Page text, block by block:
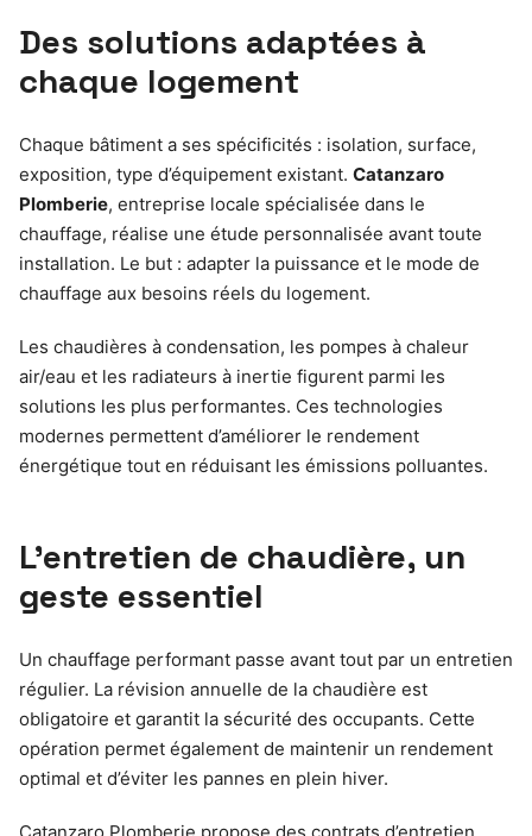
Des solutions adaptées à
chaque logement
Chaque bâtiment a ses spécificités : isolation, surface,
exposition, type d’équipement existant. Catanzaro
Plomberie, entreprise locale spécialisée dans le
chauffage, réalise une étude personnalisée avant toute
installation. Le but : adapter la puissance et le mode de
chauffage aux besoins réels du logement.
Les chaudières à condensation, les pompes à chaleur
air/eau et les radiateurs à inertie figurent parmi les
solutions les plus performantes. Ces technologies
modernes permettent d’améliorer le rendement
énergétique tout en réduisant les émissions polluantes.
L’entretien de chaudière, un
geste essentiel
Un chauffage performant passe avant tout par un entretien
régulier. La révision annuelle de la chaudière est
obligatoire et garantit la sécurité des occupants. Cette
opération permet également de maintenir un rendement
optimal et d’éviter les pannes en plein hiver.